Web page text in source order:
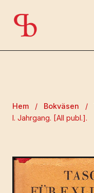
Hem / Bokväsen /
I. Jahrgang. [All publ.].